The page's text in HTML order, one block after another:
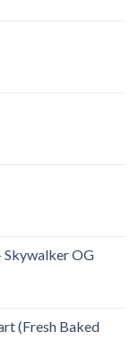
OG
(Fresh Baked